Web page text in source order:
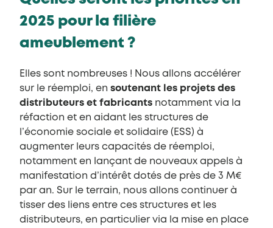
2025 pour la filière
ameublement ?
Elles sont nombreuses ! Nous allons accélérer
sur le réemploi, en soutenant les projets des
distributeurs et fabricants notamment via la
réfaction et en aidant les structures de
l’économie sociale et solidaire (ESS) à
augmenter leurs capacités de réemploi,
notamment en lançant de nouveaux appels à
manifestation d’intérêt dotés de près de 3 M€
par an. Sur le terrain, nous allons continuer à
tisser des liens entre ces structures et les
distributeurs, en particulier via la mise en place